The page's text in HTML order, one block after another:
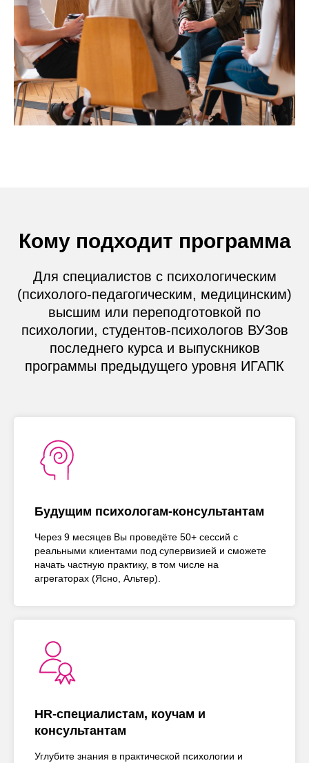
Кому подходит программа
Для специалистов с психологическим
(психолого-педагогическим, медицинским)
высшим или переподготовкой по
психологии, студентов-психологов ВУЗов
последнего курса и выпускников
программы предыдущего уровня ИГАПК
Будущим психологам-консультантам
Через 9 месяцев Вы проведёте 50+ сессий с
реальными клиентами под супервизией и сможете
начать частную практику, в том числе на
агрегаторах (Ясно, Альтер).
HR-специалистам, коучам и
консультантам
Углубите знания в практической психологии и